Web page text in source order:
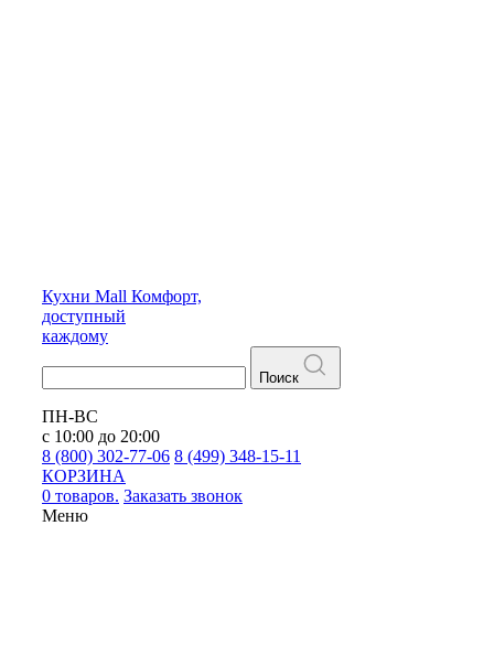
Кухни Mall Комфорт,
доступный
каждому
Поиск
ПН-ВС
с 10:00 до 20:00
8 (800) 302-77-06 8 (499) 348-15-11
КОРЗИНА
0 товаров. Заказать звонок
Меню